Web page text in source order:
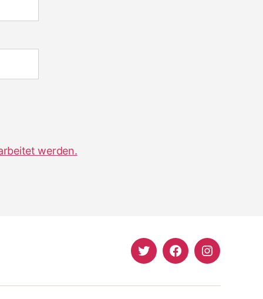
werden.
TwitterFacebookInstagram